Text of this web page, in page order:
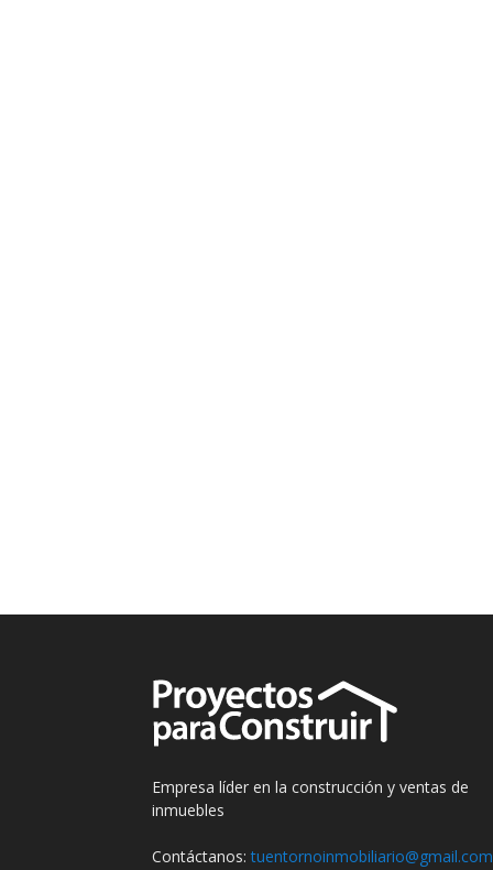
Empresa líder en la construcción y ventas de
inmuebles
Contáctanos:tuentornoinmobiliario@gmail.com